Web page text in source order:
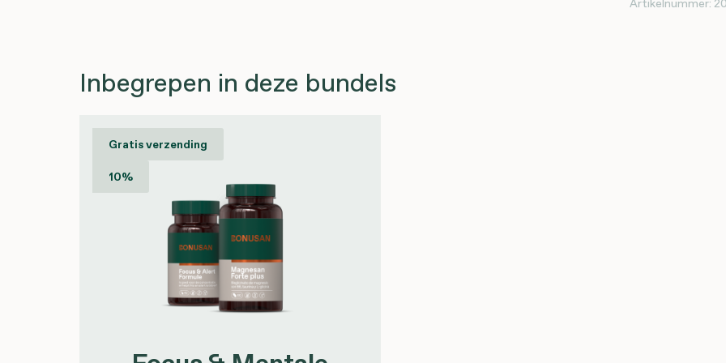
Artikelnummer:
Inbegrepen in deze bundels
Gratis verzending
10%